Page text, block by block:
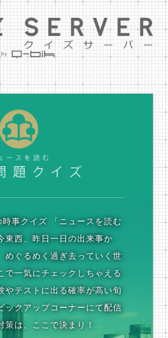
事クイズ 「ニュースを読む
東西、昨日一日の出来事か
めぐるめく過ぎ去っていく世
で一気にチェックしちゃえる
やテストに出る確率が高い旬
ックアップコーナーにて配信
は、ここで決まり！